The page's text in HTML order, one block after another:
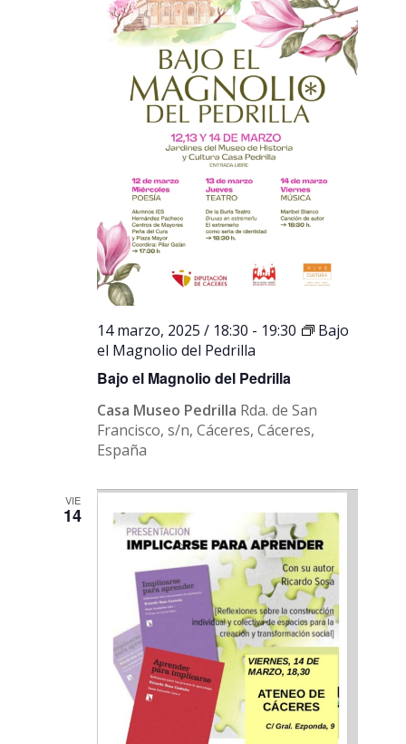
Bajo el Magnolio del Pedrilla
14 marzo, 2025 / 18:30 - 19:30
Bajo
el Magnolio del Pedrilla
Casa Museo Pedrilla Rda. de San
Francisco, s/n, Cáceres, Cáceres,
España
VIE
14